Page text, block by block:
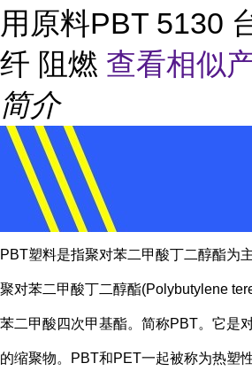
用原料PBT 5130
纤 阻燃 查看相似
简介
PBT塑料是指聚对苯二甲酸丁二醇酯为
聚对苯二甲酸丁二醇酯(Polybutylene
苯二甲酸四次甲基酯。简称PBT。它是
的缩聚物。PBT和PET一起被称为热塑